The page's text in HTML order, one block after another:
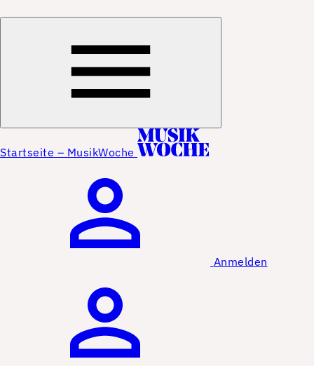
Startseite – MusikWoche
Anmelden